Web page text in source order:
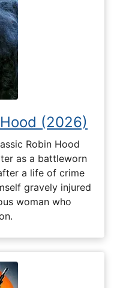
(2026)
Robin Hood
as a battleworn
a life of crime
gravely injured
woman who